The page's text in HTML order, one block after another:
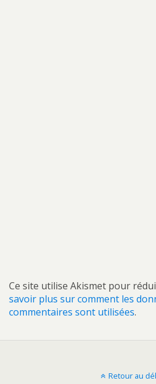
Ce site utilise Akismet pour
savoir plus sur comment les
commentaires sont utilisées.
Retour au